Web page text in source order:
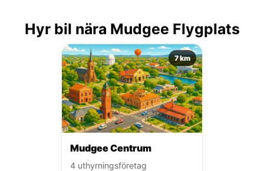
Hyr bil nära Mudgee Flygplats
7 km
Mudgee Centrum
4 uthyrningsföretag